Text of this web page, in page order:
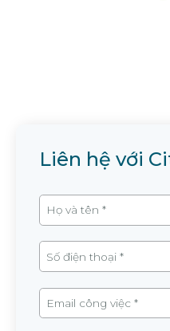
Liên hệ với